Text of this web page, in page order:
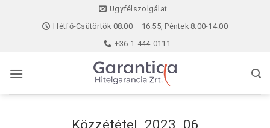
Ügyfélszolgálat
Hétfő-Csütörtök 08:00 – 16:55, Péntek 8:00-14:00
+36-1-444-0111
Közzététel_2023_06